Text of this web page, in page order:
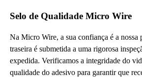
Selo de Qualidade Micro Wire
Na Micro Wire, a sua confiança é a nossa
traseira é submetida a uma rigorosa
expedida. Verificamos a integridade do
qualidade do adesivo para garantir que